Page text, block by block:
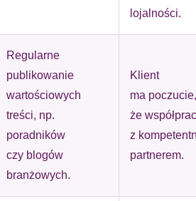
lojalności.
Regularne
publikowanie
wartościowych
treści, np.
poradników
czy blogów
branżowych.
Klient
ma poczucie,
że
z
partnerem.